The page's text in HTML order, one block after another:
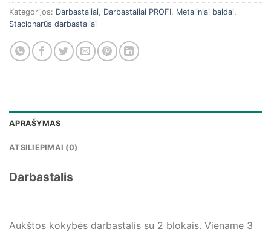
Kategorijos: Darbastaliai, Darbastaliai PROFI, Metaliniai baldai,
Stacionarūs darbastaliai
APRAŠYMAS
ATSILIEPIMAI (0)
Darbastalis
Aukštos kokybės darbastalis su 2 blokais. Viename 3